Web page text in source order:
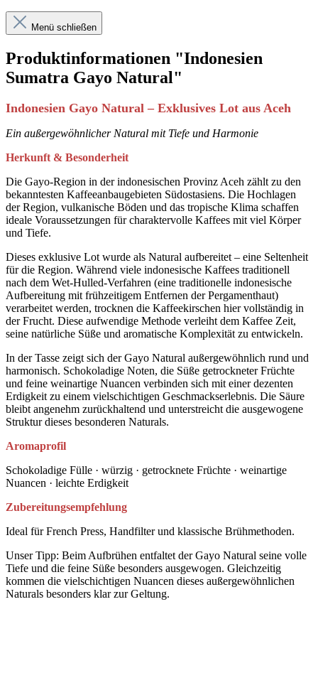
Menü schließen
Produktinformationen "Indonesien
Sumatra Gayo Natural"
Indonesien Gayo Natural – Exklusives Lot aus Aceh
Ein außergewöhnlicher Natural mit Tiefe und Harmonie
Herkunft & Besonderheit
Die Gayo-Region in der indonesischen Provinz Aceh zählt zu den
bekanntesten Kaffeeanbaugebieten Südostasiens. Die Hochlagen
der Region, vulkanische Böden und das tropische Klima schaffen
ideale Voraussetzungen für charaktervolle Kaffees mit viel Körper
und Tiefe.
Dieses exklusive Lot wurde als Natural aufbereitet – eine Seltenheit
für die Region. Während viele indonesische Kaffees traditionell
nach dem Wet-Hulled-Verfahren (eine traditionelle indonesische
Aufbereitung mit frühzeitigem Entfernen der Pergamenthaut)
verarbeitet werden, trocknen die Kaffeekirschen hier vollständig in
der Frucht. Diese aufwendige Methode verleiht dem Kaffee Zeit,
seine natürliche Süße und aromatische Komplexität zu entwickeln.
In der Tasse zeigt sich der Gayo Natural außergewöhnlich rund und
harmonisch. Schokoladige Noten, die Süße getrockneter Früchte
und feine weinartige Nuancen verbinden sich mit einer dezenten
Erdigkeit zu einem vielschichtigen Geschmackserlebnis. Die Säure
bleibt angenehm zurückhaltend und unterstreicht die ausgewogene
Struktur dieses besonderen Naturals.
Aromaprofil
Schokoladige Fülle · würzig · getrocknete Früchte · weinartige
Nuancen · leichte Erdigkeit
Zubereitungsempfehlung
Ideal für French Press, Handfilter und klassische Brühmethoden.
Unser Tipp: Beim Aufbrühen entfaltet der Gayo Natural seine volle
Tiefe und die feine Süße besonders ausgewogen. Gleichzeitig
kommen die vielschichtigen Nuancen dieses außergewöhnlichen
Naturals besonders klar zur Geltung.